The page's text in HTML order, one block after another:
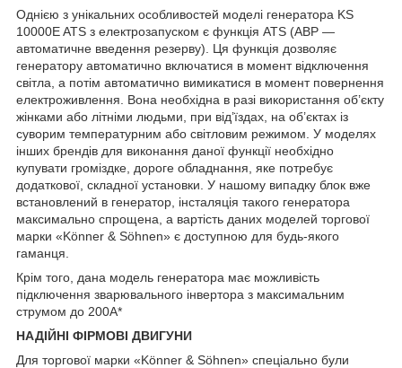
Однією з унікальних особливостей моделі генератора KS
10000E ATS з електрозапуском є функція ATS (АВР —
автоматичне введення резерву). Ця функція дозволяє
генератору автоматично включатися в момент відключення
світла, а потім автоматично вимикатися в момент повернення
електроживлення. Вона необхідна в разі використання об’єкту
жінками або літніми людьми, при від’їздах, на об’єктах із
суворим температурним або світловим режимом. У моделях
інших брендів для виконання даної функції необхідно
купувати громіздке, дороге обладнання, яке потребує
додаткової, складної установки. У нашому випадку блок вже
встановлений в генератор, інсталяція такого генератора
максимально спрощена, а вартість даних моделей торгової
марки «Könner & Söhnen» є доступною для будь-якого
гаманця.
Крім того, дана модель генератора має можливість
підключення зварювального інвертора з максимальним
струмом до 200А*
НАДІЙНІ ФІРМОВІ ДВИГУНИ
Для торгової марки «Könner & Söhnen» спеціально були